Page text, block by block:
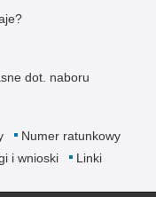
dot. naboru
Numer ratunkowy
i wnioski Linki